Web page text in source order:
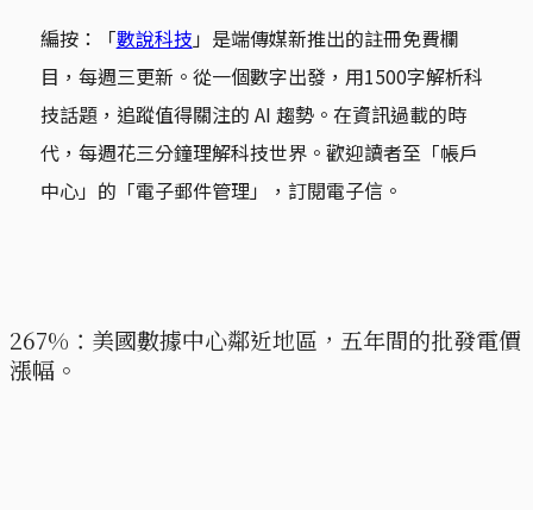
編按：「數說科技」是端傳媒新推出的註冊免費欄
目，每週三更新。從一個數字出發，用1500字解析科
技話題，追蹤值得關注的 AI 趨勢。在資訊過載的時
代，每週花三分鐘理解科技世界。歡迎讀者至「帳戶
中心」的「電子郵件管理」，訂閱電子信。
267%：美國數據中心鄰近地區，五年間的批發電價
漲幅。